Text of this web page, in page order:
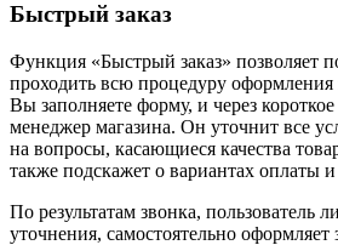
Быстрый заказ
Функция «Быстрый заказ» позволяет
проходить всю процедуру оформления
Вы заполняете форму, и через
менеджер магазина. Он уточнит все
на вопросы, касающиеся качества
также подскажет о вариантах оплаты и
По результатам звонка, пользователь
уточнения, самостоятельно оформляет